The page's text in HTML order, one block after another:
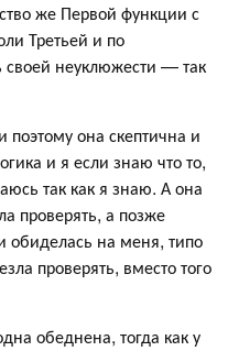
же Первой функции с
Третьей и по
своей неуклюжести — так
она скептична и
и я если знаю что то,
так как я знаю. А она
проверять, а позже
обиделась на меня, типо
проверять, вместо того
обеднена, тогда как у